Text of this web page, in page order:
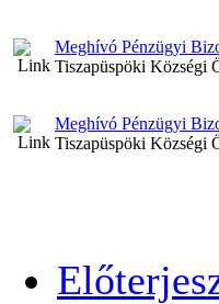
Meghívó Pénzügyi
Tiszapüspöki Községi
Meghívó Pénzügyi
Tiszapüspöki Községi